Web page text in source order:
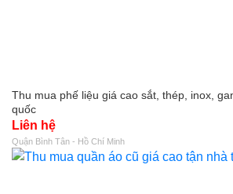
Thu mua phế liệu giá cao sắt, thép, inox,
quốc
Liên hệ
Quận Bình Tân - Hồ Chí Minh